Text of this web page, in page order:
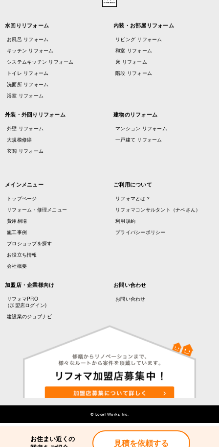
お住まい近くの
見積を依頼する
水回りリフォーム
お風呂 リフォーム
キッチン リフォーム
システムキッチン リフォーム
トイレ リフォーム
洗面所 リフォーム
浴室 リフォーム
内装・お部屋リフォーム
リビング リフォーム
和室 リフォーム
床 リフォーム
階段 リフォーム
外装・外回りリフォーム
外壁 リフォーム
大規模修繕
玄関 リフォーム
建物のリフォーム
マンション リフォーム
一戸建て リフォーム
メインメニュー
トップページ
リフォーム・修理メニュー
費用相場
施工事例
プロショップを探す
お役立ち情報
会社概要
ご利用について
リフォマとは？
リフォマコンサルタント（ナベさん）
利用規約
プライバシーポリシー
加盟店・企業様向け
リフォマPRO
（加盟店ログイン)
建設業のジョブナビ
お問い合わせ
お問い合わせ
© Local Works, Inc.
お住まい近くの
見積を依頼する